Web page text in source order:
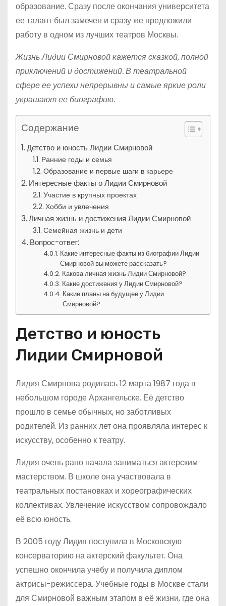
образование. Сразу после окончания университета
ее талант был замечен и сразу же предложили
работу в одном из лучших театров Москвы.
Жизнь Лидии Смирновой кажется сказкой, полной
приключений и достижений. В театральной
сфере ее успехи непрерывны и самые яркие роли
украшают ее биографию.
Содержание
Детство и юность Лидии Смирновой
Ранние годы и семья
Образование и первые шаги в карьере
Интересные факты о Лидии Смирновой
Участие в крупных проектах
Хобби и увлечения
Личная жизнь и достижения Лидии Смирновой
Семейная жизнь и дети
Вопрос-ответ:
Какие интересные факты из биографии Лидии
Смирновой вы можете рассказать?
Какова личная жизнь Лидии Смирновой?
Какие достижения у Лидии Смирновой?
Какие планы на будущее у Лидии
Смирновой?
Детство и юность
Лидии Смирновой
Лидия Смирнова родилась 12 марта 1987 года в
небольшом городе Архангельске. Её детство
прошло в семье обычных, но заботливых
родителей. Из ранних лет она проявляла интерес к
искусству, особенно к театру.
Лидия очень рано начала заниматься актерским
мастерством. В школе она участвовала в
театральных постановках и хореографических
коллективах. Увлечение искусством сопровождало
её всю юность.
В 2005 году Лидия поступила в Московскую
консерваторию на актерский факультет. Она
успешно окончила учебу и получила диплом
актрисы-режиссера. Учебные годы в Москве стали
для Смирновой важным этапом в её жизни, где она